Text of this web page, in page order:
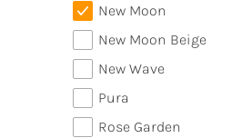
New Moon
New Moon Beige
New Wave
Pura
Rose Garden